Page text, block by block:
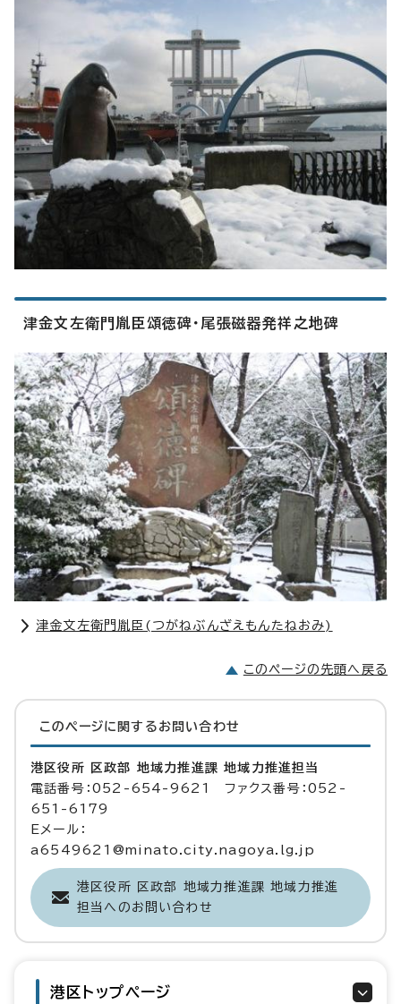
津金文左衛門胤臣頌徳碑・尾張磁器発祥之地碑
津金文左衛門胤臣(つがねぶんざえもんたねおみ)
このページの先頭へ戻る
このページに関する お問い合わせ
港区役所 区政部 地域力推進課 地域力推進担当
電話番号：052-654-9621 ファクス番号：052-
651-6179
Eメール：
a6549621@minato.city.nagoya.lg.jp
港区役所 区政部 地域力推進課 地域力推進
担当へのお問い合わせ
港区トップページ